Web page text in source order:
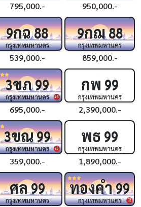
795,000.- 950,000.-
9กฉ88
กรุงเทพมหานคร
539,000.-
9กฌ88
กรุงเทพมหานคร
859,000.-
24
3ขภ99
กรุงเทพมหานคร
695,000.-
กพ 99
กรุงเทพมหานคร
2,390,000.-
28
3ขณ99
กรุงเทพมหานคร
359,000.-
พธ 99
กรุงเทพมหานคร
1,890,000.-
ศล99
กรุงเทพมหานคร 32
ทองคำ99
กรุงเทพมหานคร